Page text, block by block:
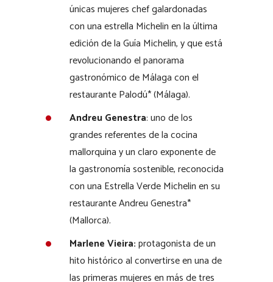
únicas mujeres chef galardonadas
con una estrella Michelin en la última
edición de la Guía Michelin, y que está
revolucionando el panorama
gastronómico de Málaga con el
restaurante Palodú* (Málaga).
Andreu Genestra: uno de los
grandes referentes de la cocina
mallorquina y un claro exponente de
la gastronomía sostenible, reconocida
con una Estrella Verde Michelin en su
restaurante Andreu Genestra*
(Mallorca).
Marlene Vieira:protagonista de un
hito histórico al convertirse en una de
las primeras mujeres en más de tres